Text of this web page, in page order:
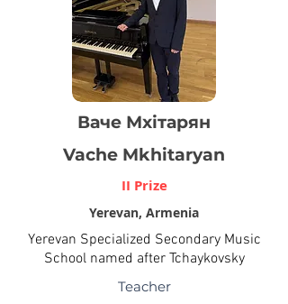
Ваче Мхітарян
Vache Mkhitaryan
II Prize
Yerevan, Armenia
Yerevan Specialized Secondary Music
School named after Tchaykovsky
Teacher